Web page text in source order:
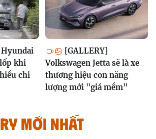
khi
chi
[GALLERY]
Volkswagen Jetta sẽ là xe
thương hiệu con năng
lượng mới "giá mềm"
MỚI NHẤT